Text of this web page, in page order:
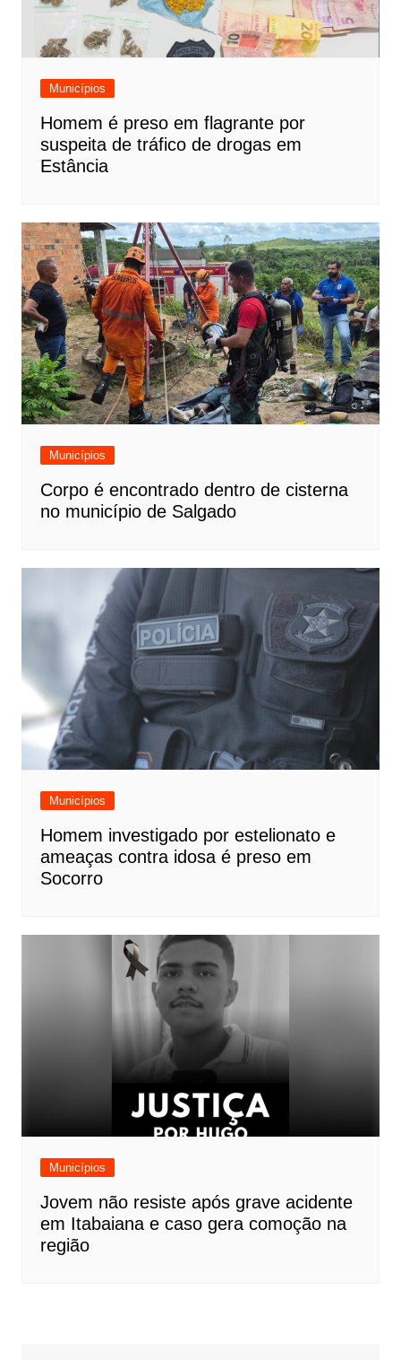
Municípios
Homem é preso em flagrante por
suspeita de tráfico de drogas em
Estância
Municípios
Corpo é encontrado dentro de cisterna
no município de Salgado
Municípios
Homem investigado por estelionato e
ameaças contra idosa é preso em
Socorro
Municípios
Jovem não resiste após grave acidente
em Itabaiana e caso gera comoção na
região